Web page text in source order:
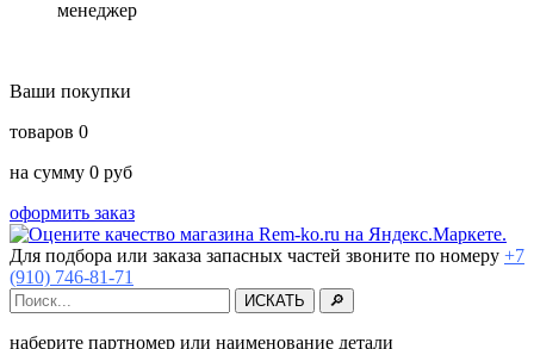
менеджер
Ваши покупки
товаров 0
на сумму 0 руб
оформить заказ
Для подбора или заказа запасных частей звоните по номеру +7
(910) 746-81-71
наберите партномер или наименование детали